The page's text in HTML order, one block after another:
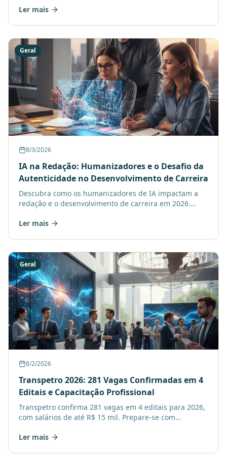
global.
Ler mais
Geral
8/3/2026
IA na Redação: Humanizadores e o Desafio da
Autenticidade no Desenvolvimento de Carreira
Descubra como os humanizadores de IA impactam a
redação e o desenvolvimento de carreira em 2026.
Ler mais
Geral
8/2/2026
Transpetro 2026: 281 Vagas Confirmadas em 4
Editais e Capacitação Profissional
Transpetro confirma 281 vagas em 4 editais para 2026,
com salários de até R$ 15 mil. Prepare-se com
Ler mais